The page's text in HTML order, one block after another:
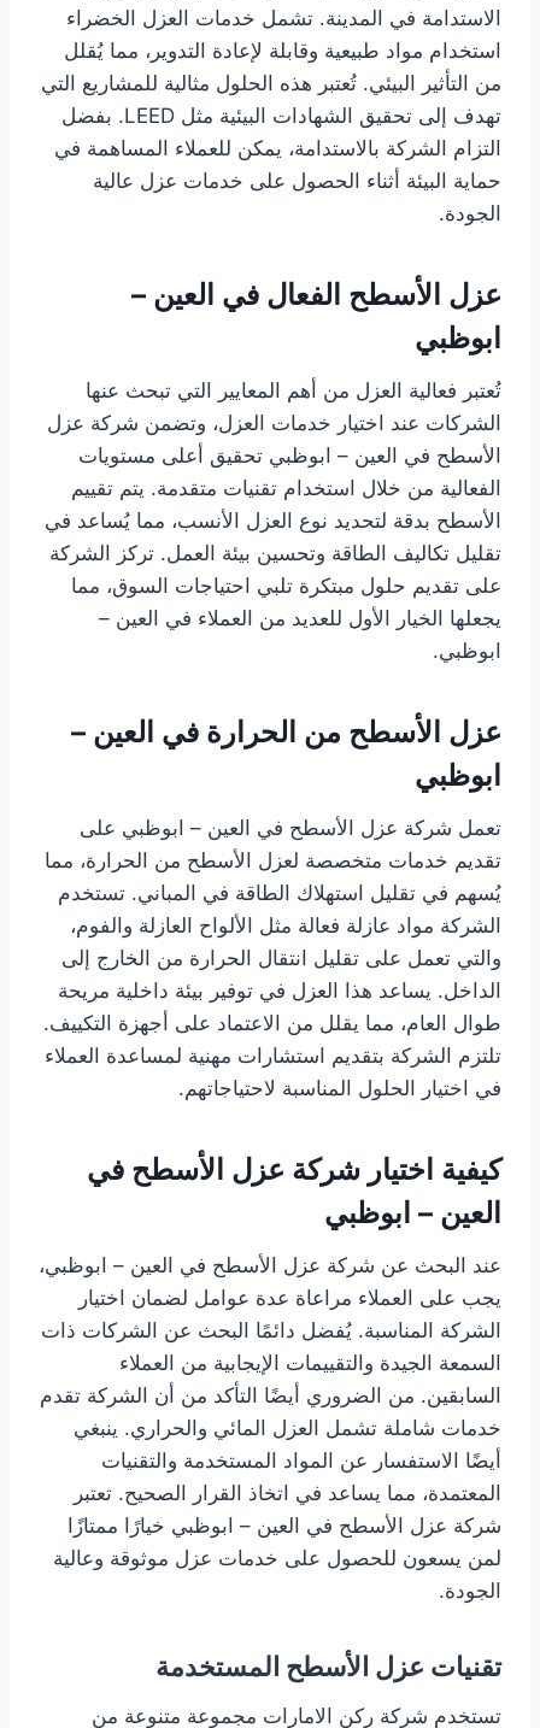
الاستدامة في المدينة. تشمل خدمات العزل الخضراء
استخدام مواد طبيعية وقابلة لإعادة التدوير، مما يُقلل
من التأثير البيئي. تُعتبر هذه الحلول مثالية للمشاريع التي
تهدف إلى تحقيق الشهادات البيئية مثل LEED. بفضل
التزام الشركة بالاستدامة، يمكن للعملاء المساهمة في
حماية البيئة أثناء الحصول على خدمات عزل عالية
الجودة.
عزل الأسطح الفعال في العين –
ابوظبي
تُعتبر فعالية العزل من أهم المعايير التي تبحث عنها
الشركات عند اختيار خدمات العزل، وتضمن شركة عزل
الأسطح في العين – ابوظبي تحقيق أعلى مستويات
الفعالية من خلال استخدام تقنيات متقدمة. يتم تقييم
الأسطح بدقة لتحديد نوع العزل الأنسب، مما يُساعد في
تقليل تكاليف الطاقة وتحسين بيئة العمل. تركز الشركة
على تقديم حلول مبتكرة تلبي احتياجات السوق، مما
يجعلها الخيار الأول للعديد من العملاء في العين –
ابوظبي.
عزل الأسطح من الحرارة في العين –
ابوظبي
تعمل شركة عزل الأسطح في العين – ابوظبي على
تقديم خدمات متخصصة لعزل الأسطح من الحرارة، مما
يُسهم في تقليل استهلاك الطاقة في المباني. تستخدم
الشركة مواد عازلة فعالة مثل الألواح العازلة والفوم،
والتي تعمل على تقليل انتقال الحرارة من الخارج إلى
الداخل. يساعد هذا العزل في توفير بيئة داخلية مريحة
طوال العام، مما يقلل من الاعتماد على أجهزة التكييف.
تلتزم الشركة بتقديم استشارات مهنية لمساعدة العملاء
في اختيار الحلول المناسبة لاحتياجاتهم.
كيفية اختيار شركة عزل الأسطح في
العين – ابوظبي
عند البحث عن شركة عزل الأسطح في العين – ابوظبي،
يجب على العملاء مراعاة عدة عوامل لضمان اختيار
الشركة المناسبة. يُفضل دائمًا البحث عن الشركات ذات
السمعة الجيدة والتقييمات الإيجابية من العملاء
السابقين. من الضروري أيضًا التأكد من أن الشركة تقدم
خدمات شاملة تشمل العزل المائي والحراري. ينبغي
أيضًا الاستفسار عن المواد المستخدمة والتقنيات
المعتمدة، مما يساعد في اتخاذ القرار الصحيح. تعتبر
شركة عزل الأسطح في العين – ابوظبي خيارًا ممتازًا
لمن يسعون للحصول على خدمات عزل موثوقة وعالية
الجودة.
تقنيات عزل الأسطح المستخدمة
تستخدم شركة ركن الامارات مجموعة متنوعة من